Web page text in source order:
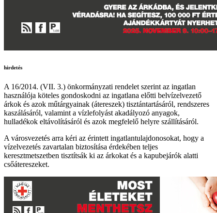
hirdetés
A 16/2014. (VII. 3.) önkormányzati rendelet szerint az ingatlan
használója köteles gondoskodni az ingatlana előtti belvízelvezető
árkok és azok műtárgyainak (átereszek) tisztántartásáról, rendszeres
kaszálásáról, valamint a vízlefolyást akadályozó anyagok,
hulladékok eltávolításáról és azok megfelelő helyre szállításáról.
A városvezetés arra kéri az érintett ingatlantulajdonosokat, hogy a
vízelvezetés zavartalan biztosítása érdekében teljes
keresztmetszetben tisztítsák ki az árkokat és a kapubejárók alatti
csőátereszeket.